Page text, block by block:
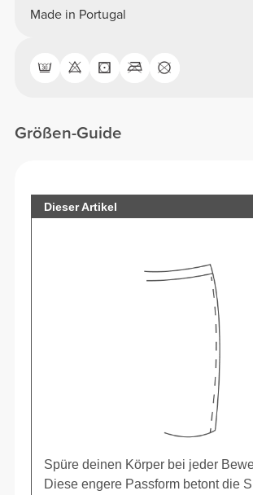
Made in Portugal
Größen-Guide
Dieser Artikel
Spüre deinen Körper bei jeder
Diese engere Passform betont die